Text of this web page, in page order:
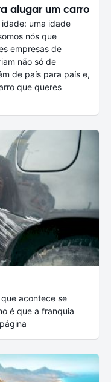
alugar um carro
uma idade
nós que
empresas de
não só de
de país para país e,
que queres
acontece se
é que a franquia